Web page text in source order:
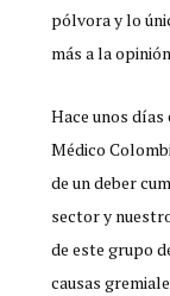
pólvora y lo
más a la
Hace unos
Médico
de un deber
sector y
de este grupo
causas